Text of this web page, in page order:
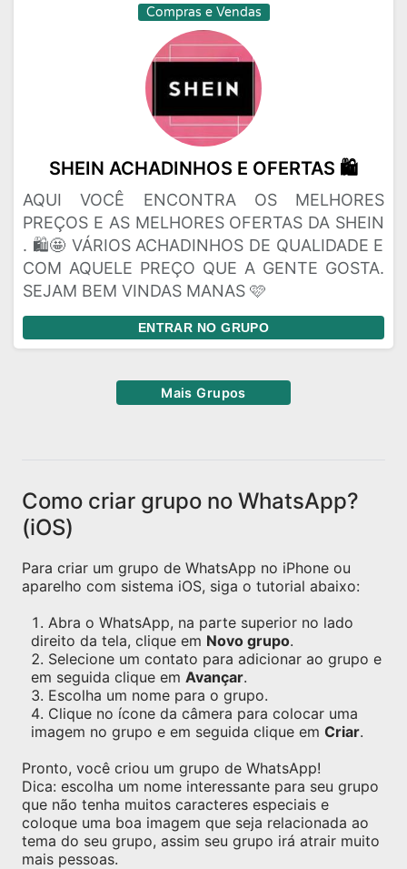
Compras e Vendas
SHEIN ACHADINHOS E OFERTAS 🛍️
AQUI VOCÊ ENCONTRA OS MELHORES
PREÇOS E AS MELHORES OFERTAS DA SHEIN
. 🛍️🤩 VÁRIOS ACHADINHOS DE QUALIDADE E
COM AQUELE PREÇO QUE A GENTE GOSTA.
SEJAM BEM VINDAS MANAS 🩷
ENTRAR NO GRUPO
Mais Grupos
Como criar grupo no WhatsApp?
(iOS)
Para criar um grupo de WhatsApp no iPhone ou
aparelho com sistema iOS, siga o tutorial abaixo:
Abra o WhatsApp, na parte superior no lado
direito da tela, clique em Novo grupo.
Selecione um contato para adicionar ao grupo e
em seguida clique em Avançar.
Escolha um nome para o grupo.
Clique no ícone da câmera para colocar uma
imagem no grupo e em seguida clique em Criar.
Pronto, você criou um grupo de WhatsApp!
Dica: escolha um nome interessante para seu grupo
que não tenha muitos caracteres especiais e
coloque uma boa imagem que seja relacionada ao
tema do seu grupo, assim seu grupo irá atrair muito
mais pessoas.